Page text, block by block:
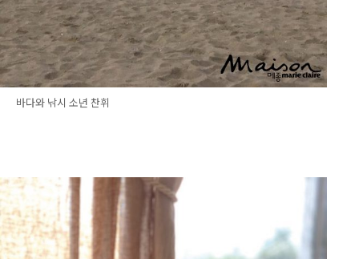
바다와 낚시 소년 찬휘